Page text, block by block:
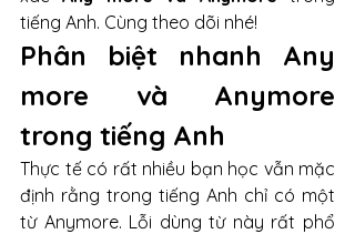
tiếng Anh. Cùng theo dõi nhé!
Phân biệt nhanh Any
more và Anymore
trong tiếng Anh
Thực tế có rất nhiều bạn học vẫn mặc
định rằng trong tiếng Anh chỉ có một
từ Anymore. Lỗi dùng từ này rất phổ